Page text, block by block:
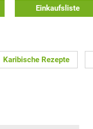
Einkaufsliste
Karibische Rezepte